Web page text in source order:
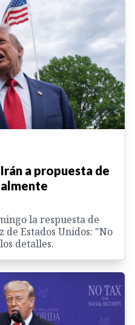
a propuesta de
la respuesta de
Estados Unidos: "No
detalles.